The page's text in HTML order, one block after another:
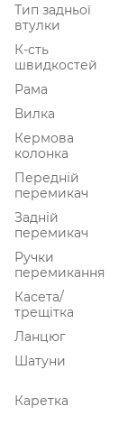
Тип задньої
втулки
К-сть
швидкостей
Рама
Вилка
Кермова
колонка
Передній
перемикач
Задній
перемикач
Ручки
перемикання
Касета/
трещітка
Ланцюг
Шатуни
Каретка